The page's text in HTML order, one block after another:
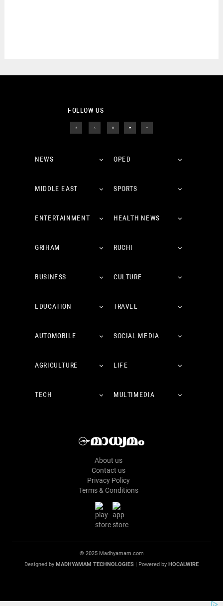
FOLLOW US
NEWS OPED
MIDDLE EAST SPORTS
ENTERTAINMENT HEALTH NEWS
GRIHAM RUCHI
BUSINESS CULTURE
EDUCATION TRAVEL
AUTOMOBILE SOCIAL MEDIA
AGRICULTURE LIFE
TECH MULTIMEDIA
About us
Contact us
Privacy Policy
Terms & Conditions
© 2025 Madhyamam.com
Designed by MADHYAMAM TECHNOLOGIES | Powered by HOCALWIRE